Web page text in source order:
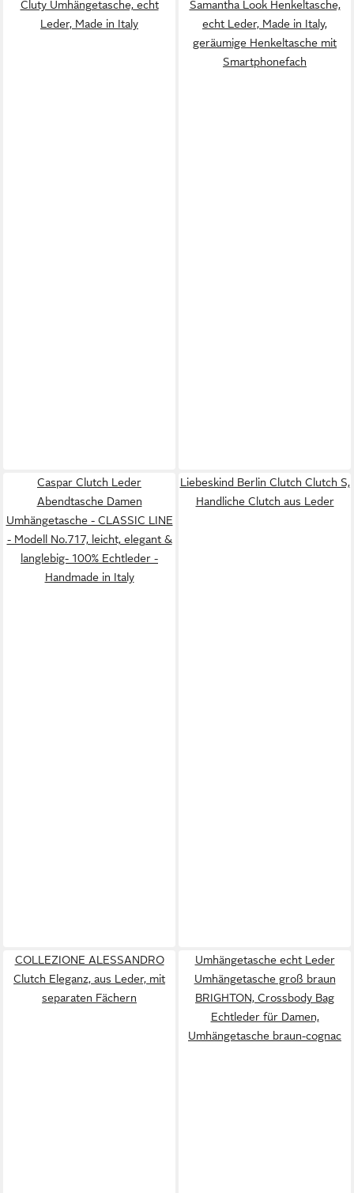
Cluty Umhängetasche, echt
Leder, Made in Italy
Samantha Look Henkeltasche,
echt Leder, Made in Italy,
geräumige Henkeltasche mit
Smartphonefach
Caspar Clutch Leder
Abendtasche Damen
Umhängetasche - CLASSIC LINE
- Modell No.717, leicht, elegant &
langlebig- 100% Echtleder -
Handmade in Italy
Liebeskind Berlin Clutch Clutch S,
Handliche Clutch aus Leder
COLLEZIONE ALESSANDRO
Clutch Eleganz, aus Leder, mit
separaten Fächern
Umhängetasche echt Leder
Umhängetasche groß braun
BRIGHTON, Crossbody Bag
Echtleder für Damen,
Umhängetasche braun-cognac